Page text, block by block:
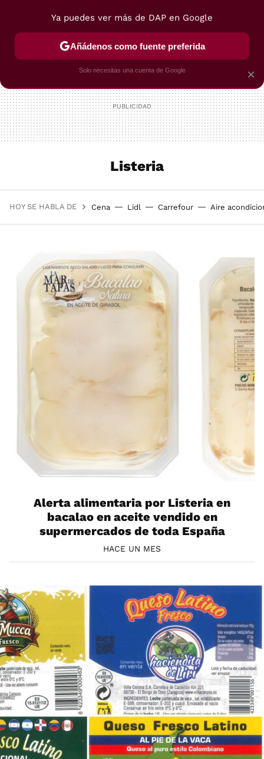
POSTRES VIAJES SELECCIÓN VEGUI
Listeria
HOY SE HABLA DE Cena Lidl Carrefour Aire
Alerta alimentaria por Listeria en
bacalao en aceite vendido en
supermercados de toda España
HACE UN MES
×
Ya puedes ver más de DAP en Google
Añádenos como fuente preferida
Solo necesitas una cuenta de Google